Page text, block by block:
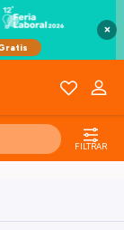
×
FILTRAR